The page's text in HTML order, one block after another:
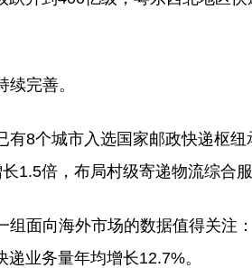
完善。
有8个城市入选国家邮政快递枢
1.5倍，布局村级寄递物流综合服
面向海外市场的数据值得关注
业务量年均增长12.7%。